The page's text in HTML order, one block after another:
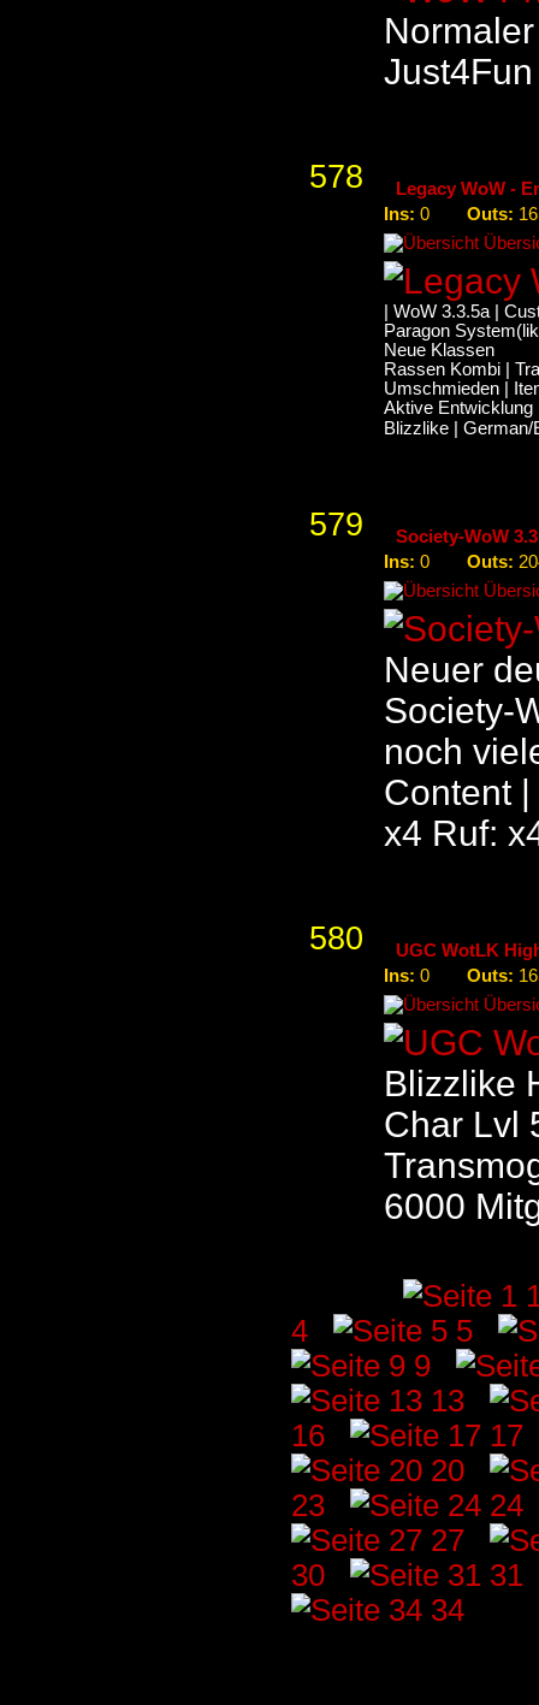
578
Legacy WoW -
Ins: 0 Outs:
| WoW 3.3.5a |
Paragon
Neue Klassen
Rassen Kombi |
Umschmieden |
Aktive Entwicklung
Blizzlike |
579
Society-WoW
Ins: 0 Outs:
Neuer
Society-
noch
Content
x4 Ruf:
580
UGC WotLK
Ins: 0 Outs:
Blizzlike
Char Lvl
6000
4
5
9
13
16
17
20
23
24
27
30
31
34